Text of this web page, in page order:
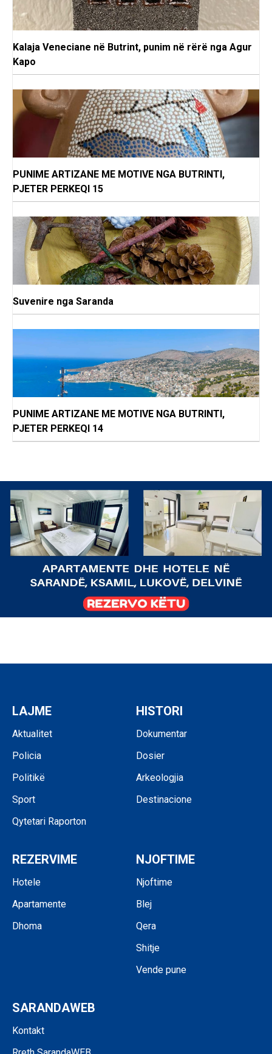
Kalaja Veneciane në Butrint, punim në rërë nga Agur
Kapo
PUNIME ARTIZANE ME MOTIVE NGA BUTRINTI,
PJETER PERKEQI 15
Suvenire nga Saranda
PUNIME ARTIZANE ME MOTIVE NGA BUTRINTI,
PJETER PERKEQI 14
LAJME
Aktualitet
Policia
Politikë
Sport
Qytetari Raporton
HISTORI
Dokumentar
Dosier
Arkeologjia
Destinacione
REZERVIME
Hotele
Apartamente
Dhoma
NJOFTIME
Njoftime
Blej
Qera
Shitje
Vende pune
SARANDAWEB
Kontakt